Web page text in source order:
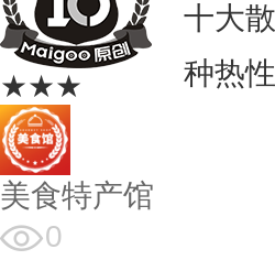
★★★
十大
种热
美食特产馆
0